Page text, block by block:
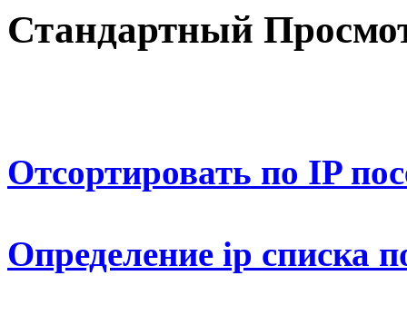
Стандартный
Отсортировать по IP
Определение ip списка